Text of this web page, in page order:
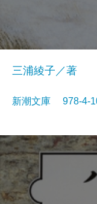
三浦綾子／著
新潮文庫 978-4-